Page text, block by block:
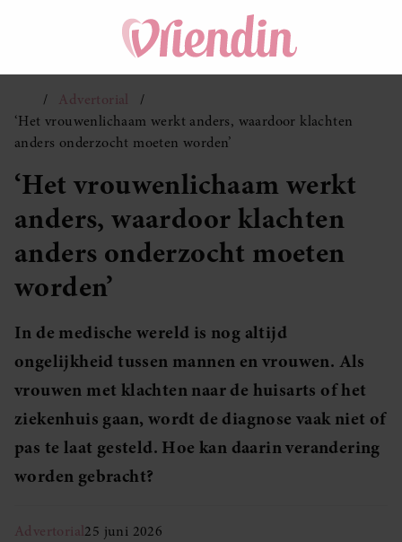
Advertorial
‘Het vrouwenlichaam werkt anders, waardoor klachten
anders onderzocht moeten worden’
‘Het vrouwenlichaam werkt
anders, waardoor klachten
anders onderzocht moeten
worden’
In de medische wereld is nog altijd
ongelijkheid tussen mannen en vrouwen. Als
vrouwen met klachten naar de huisarts of het
ziekenhuis gaan, wordt de diagnose vaak niet of
pas te laat gesteld. Hoe kan daarin verandering
worden gebracht?
Advertorial25 juni 2026